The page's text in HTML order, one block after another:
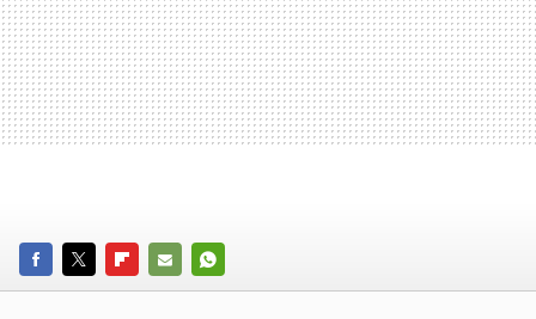
FACEBOOK
TWITTERFLIPBOARD
E-
WHATSAPP